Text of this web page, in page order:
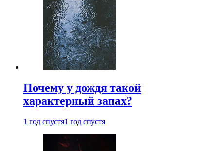
Почему у дождя такой
характерный запах?
1 год спустя1 год спустя